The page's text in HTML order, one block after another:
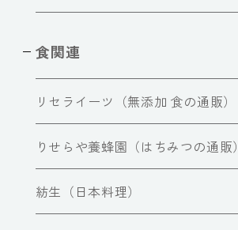
食関連
リセライーツ（無添加 食の通販）
りせらや養蜂園（はちみつの通販）
紡生（日本料理）